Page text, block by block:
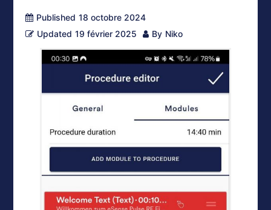
Published 18 octobre 2024
Updated 19 février 2025 By Niko